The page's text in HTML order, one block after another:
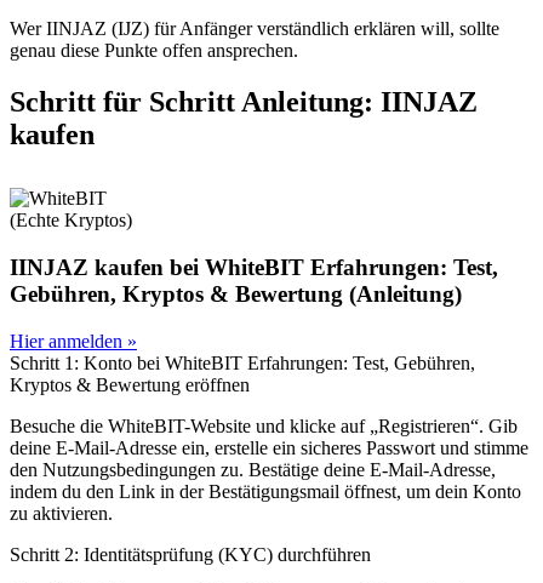
Wer IINJAZ (IJZ) für Anfänger verständlich erklären will, sollte
genau diese Punkte offen ansprechen.
Schritt für Schritt Anleitung: IINJAZ
kaufen
(Echte Kryptos)
IINJAZ kaufen bei WhiteBIT Erfahrungen: Test,
Gebühren, Kryptos & Bewertung (Anleitung)
Hier anmelden »
Schritt 1: Konto bei WhiteBIT Erfahrungen: Test, Gebühren,
Kryptos & Bewertung eröffnen
Besuche die WhiteBIT-Website und klicke auf „Registrieren“. Gib
deine E-Mail-Adresse ein, erstelle ein sicheres Passwort und stimme
den Nutzungsbedingungen zu. Bestätige deine E-Mail-Adresse,
indem du den Link in der Bestätigungsmail öffnest, um dein Konto
zu aktivieren.
Schritt 2: Identitätsprüfung (KYC) durchführen